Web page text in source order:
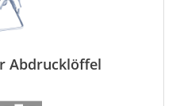
Abdrucklöffel